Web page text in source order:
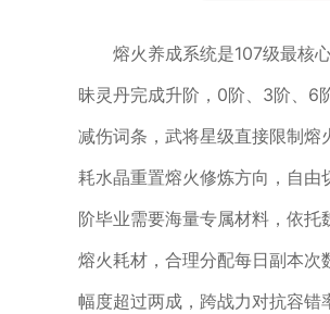
熔火养成系统是107级最核
昧灵丹完成升阶，0阶、3阶、6
减伤词条，武将星级直接限制
耗水晶重置熔火修炼方向，自
阶毕业需要海量专属材料，依
熔火耗材，合理分配每日副本
幅度超过两成，跨战力对抗容错